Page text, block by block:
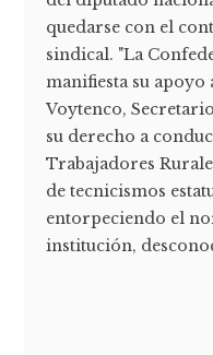
quedarse con el
sindical. "La
manifiesta su apoyo
Voytenco,
su derecho a
Trabajadores
de tecnicismos
entorpeciendo el
institución,